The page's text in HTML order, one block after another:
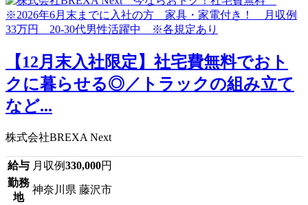
【12月末入社限定】社宅費無料でおト
クに暮らせる◎／トラックの組み立て
など...
株式会社BREXA Next
給与 月収例330,000円
勤務
地
神奈川県 藤沢市